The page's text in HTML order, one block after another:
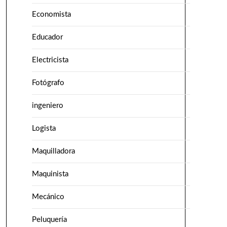
Economista
Educador
Electricista
Fotógrafo
ingeniero
Logista
Maquilladora
Maquinista
Mecánico
Peluquería